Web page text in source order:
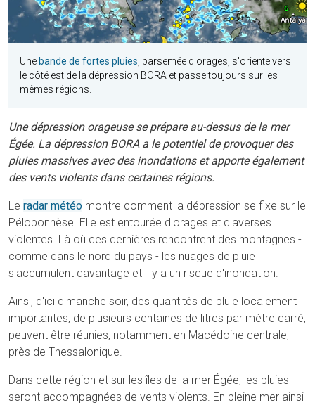
Une bande de fortes pluies , parsemée d'orages, s'oriente vers
le côté est de la dépression BORA et passe toujours sur les
mêmes régions.
Une dépression orageuse se prépare au-dessus de la mer
Égée. La dépression BORA a le potentiel de provoquer des
pluies massives avec des inondations et apporte également
des vents violents dans certaines régions.
Le radar météo montre comment la dépression se fixe sur le
Péloponnèse. Elle est entourée d'orages et d'averses
violentes. Là où ces dernières rencontrent des montagnes -
comme dans le nord du pays - les nuages de pluie
s'accumulent davantage et il y a un risque d'inondation.
Ainsi, d'ici dimanche soir, des quantités de pluie localement
importantes, de plusieurs centaines de litres par mètre carré,
peuvent être réunies, notamment en Macédoine centrale,
près de Thessalonique.
Dans cette région et sur les îles de la mer Égée, les pluies
seront accompagnées de vents violents. En pleine mer ainsi